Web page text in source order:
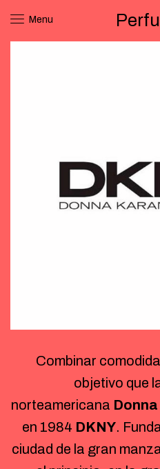
Menu
Combinar
objetivo que
norteamericana
en 1984 DKNY.
ciudad de la gran